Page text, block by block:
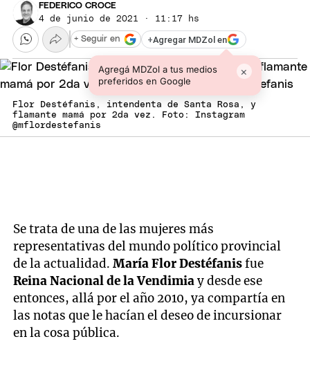
FEDERICO CROCE
4 de junio de 2021 · 11:17 hs
+Agregar MDZol en
Agregá MDZol a tus medios
preferidos en Google
×
+ Seguir en
Flor Destéfanis, intendenta de Santa Rosa, y
flamante mamá por 2da vez. Foto: Instagram
@mflordestefanis
Se trata de una de las mujeres más
representativas del mundo político provincial
de la actualidad.María Flor Destéfanisfue
Reina Nacional de la Vendimiay desde ese
entonces, allá por el año 2010, ya compartía en
las notas que le hacían el deseo de incursionar
en la cosa pública.